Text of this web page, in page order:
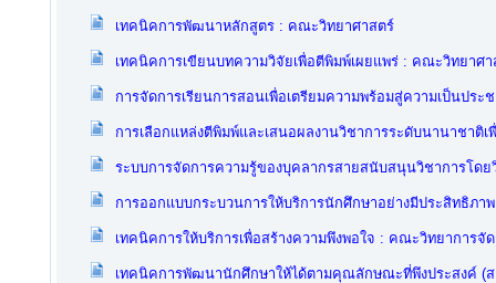
เทคนิคการพัฒนาหลักสูตร : คณะวิทยาศาสตร์
เทคนิคการเขียนบทความวิจัยเพื่อตีพิมพ์เผยแพร่ : คณะวิทยาศา
การจัดการเรียนการสอนเพื่อเตรียมความพร้อมสู่ความเป็นปร
การเลือกแหล่งตีพิมพ์และเสนอผลงานวิชาการระดับนานาชา
ระบบการจัดการความรู้ของบุคลากรสายสนับสนุนวิชาการโด
การออกแบบกระบวนการให้บริการนักศึกษาอย่างมีประสิทธิภ
เทคนิคการให้บริการเพื่อสร้างความพึงพอใจ : คณะวิทยาการจั
เทคนิคการพัฒนานักศึกษาให้ได้ตามคุณลักษณะที่พึงประสงค์ (